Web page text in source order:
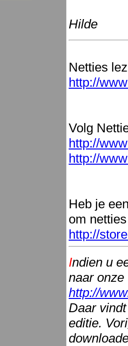
Hilde
Netties
http://
Volg
http://
http://
Heb je
om
http://
Indien u
naar
http://
Daar
editie.